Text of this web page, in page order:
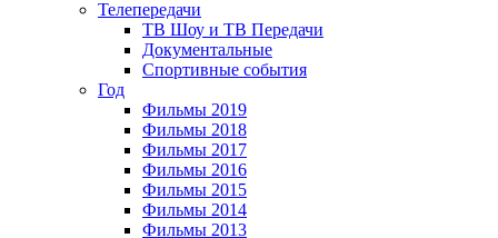
Телепередачи
ТВ Шоу и ТВ Передачи
Документальные
Спортивные события
Год
Фильмы 2019
Фильмы 2018
Фильмы 2017
Фильмы 2016
Фильмы 2015
Фильмы 2014
Фильмы 2013